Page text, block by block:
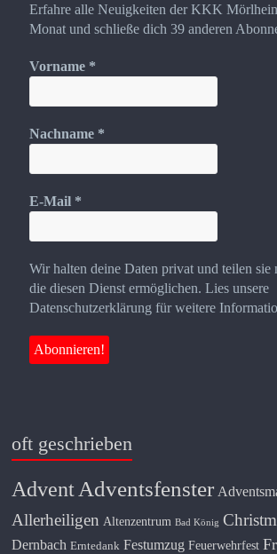
Erfahre alle Neuigkeiten der KKK
Monat und schließe dich 39 anderen
Vorname *
Nachname *
E-Mail *
Wir halten deine Daten privat und teilen sie
die diesen Dienst ermöglichen. Lies unsere
Datenschutzerklärung für weitere
oft geschrieben
Advent Adventsfenster
Allerheiligen Altenzentrum Bad König
Dernbach Erntedank Festumzug Feuerwehrfest